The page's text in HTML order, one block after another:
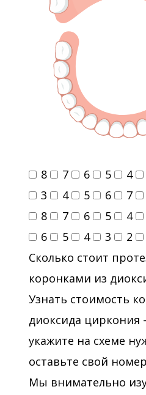
8 7 6 5 4
3
4 5 6 7
8
7 6 5 4
6
5 4 3 2
Сколько стоит
коронками из
Узнать стоимость
диоксида циркония
укажите на схеме
оставьте свой
Мы внимательно